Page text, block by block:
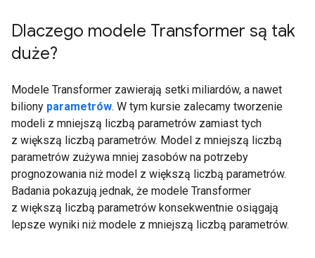
Dlaczego modele Transformer są tak
duże?
Modele Transformer zawierają setki miliardów, a nawet
biliony parametrów. W tym kursie zalecamy tworzenie
modeli z mniejszą liczbą parametrów zamiast tych
z większą liczbą parametrów. Model z mniejszą liczbą
parametrów zużywa mniej zasobów na potrzeby
prognozowania niż model z większą liczbą parametrów.
Badania pokazują jednak, że modele Transformer
z większą liczbą parametrów konsekwentnie osiągają
lepsze wyniki niż modele z mniejszą liczbą parametrów.